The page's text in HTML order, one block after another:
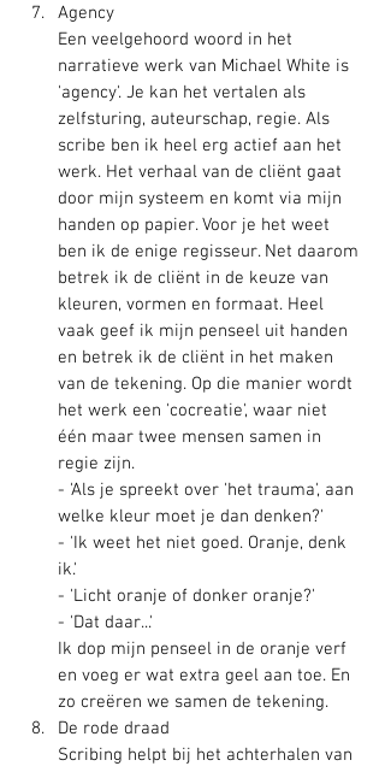
Agency
Een veelgehoord woord in het
narratieve werk van Michael White is
'agency'. Je kan het vertalen als
zelfsturing, auteurschap, regie. Als
scribe ben ik heel erg actief aan het
werk. Het verhaal van de cliënt gaat
door mijn systeem en komt via mijn
handen op papier. Voor je het weet
ben ik de enige regisseur. Net daarom
betrek ik de cliënt in de keuze van
kleuren, vormen en formaat. Heel
vaak geef ik mijn penseel uit handen
en betrek ik de cliënt in het maken
van de tekening. Op die manier wordt
het werk een 'cocreatie', waar niet
één maar twee mensen samen in
regie zijn.
- 'Als je spreekt over 'het trauma', aan
welke kleur moet je dan denken?'
- 'Ik weet het niet goed. Oranje, denk
ik.'
- 'Licht oranje of donker oranje?'
- 'Dat daar...'
Ik dop mijn penseel in de oranje verf
en voeg er wat extra geel aan toe. En
zo creëren we samen de tekening.
De rode draad
Scribing helpt bij het achterhalen van